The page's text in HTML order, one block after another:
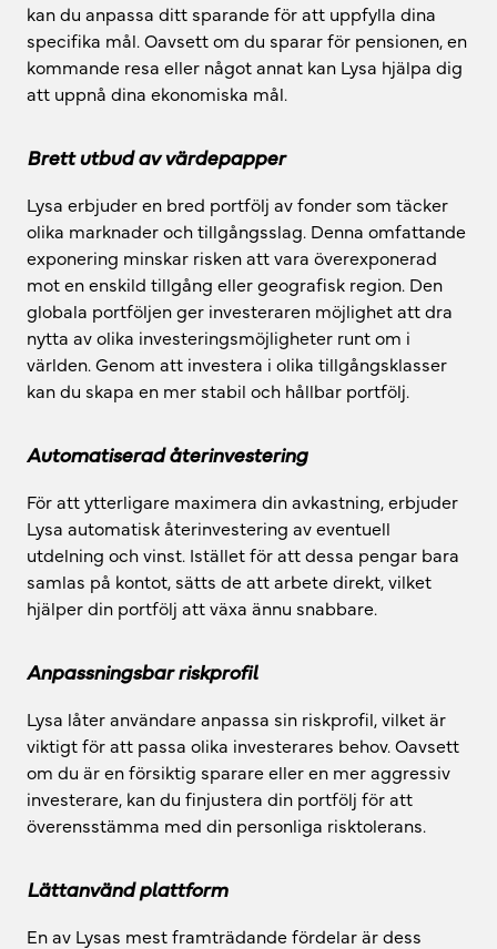
kan du anpassa ditt sparande för att uppfylla dina
specifika mål. Oavsett om du sparar för pensionen, en
kommande resa eller något annat kan Lysa hjälpa dig
att uppnå dina ekonomiska mål.
Brett utbud av värdepapper
Lysa erbjuder en bred portfölj av fonder som täcker
olika marknader och tillgångsslag. Denna omfattande
exponering minskar risken att vara överexponerad
mot en enskild tillgång eller geografisk region. Den
globala portföljen ger investeraren möjlighet att dra
nytta av olika investeringsmöjligheter runt om i
världen. Genom att investera i olika tillgångsklasser
kan du skapa en mer stabil och hållbar portfölj.
Automatiserad återinvestering
För att ytterligare maximera din avkastning, erbjuder
Lysa automatisk återinvestering av eventuell
utdelning och vinst. Istället för att dessa pengar bara
samlas på kontot, sätts de att arbete direkt, vilket
hjälper din portfölj att växa ännu snabbare.
Anpassningsbar riskprofil
Lysa låter användare anpassa sin riskprofil, vilket är
viktigt för att passa olika investerares behov. Oavsett
om du är en försiktig sparare eller en mer aggressiv
investerare, kan du finjustera din portfölj för att
överensstämma med din personliga risktolerans.
Lättanvänd plattform
En av Lysas mest framträdande fördelar är dess